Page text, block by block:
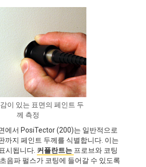
이 있는 표면의 페인트 두
께 측정
에서 PosiTector (200)는 일반적으로
까지 페인트 두께를 식별합니다. 이는
시됩니다. 커플란트는 프로브와 코팅
음파 펄스가 코팅에 들어갈 수 있도록